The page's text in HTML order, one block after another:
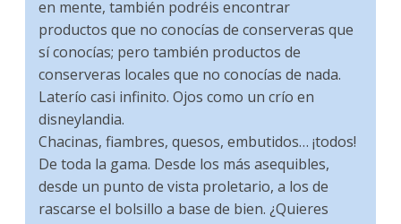
en mente, también podréis encontrar
productos que no conocías de conserveras que
sí conocías; pero también productos de
conserveras locales que no conocías de nada.
Laterío casi infinito. Ojos como un crío en
disneylandia.
Chacinas, fiambres, quesos, embutidos… ¡todos!
De toda la gama. Desde los más asequibles,
desde un punto de vista proletario, a los de
rascarse el bolsillo a base de bien. ¿Quieres